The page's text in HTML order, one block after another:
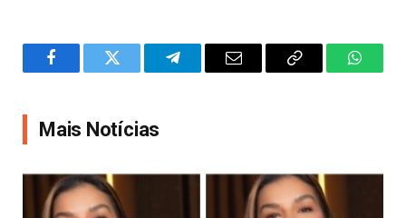
FacebookTwitter TelegramEmail
Copy
Mais Notícias